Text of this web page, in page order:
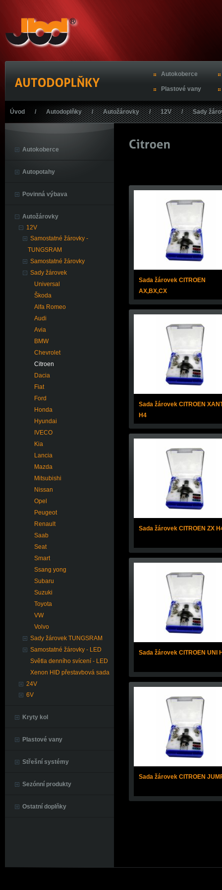
Autokoberce
Plastové vany
Úvod / Autodoplňky / Autožárovky / 12V / Sady
Autokoberce
Autopotahy
Povinná výbava
Autožárovky
12V
Samostatné žárovky -
TUNGSRAM
Samostatné žárovky
Sady žárovek
Universal
Škoda
Alfa Romeo
Audi
Avia
BMW
Chevrolet
Citroen
Dacia
Fiat
Ford
Honda
Hyundai
IVECO
Kia
Lancia
Mazda
Mitsubishi
Nissan
Opel
Peugeot
Renault
Saab
Seat
Smart
Ssang yong
Subaru
Suzuki
Toyota
VW
Volvo
Sady žárovek TUNGSRAM
Samostatné žárovky - LED
Světla denního svícení - LED
Xenon HID přestavbová sada
24V
6V
Kryty kol
Plastové vany
Střešní systémy
Sezónní produkty
Ostatní doplňky
Sada žárovek CITROEN
AX,BX,CX
Sada žárovek CITROEN
H4
Sada žárovek CITROEN ZX
Sada žárovek CITROEN UNI
Sada žárovek CITROEN